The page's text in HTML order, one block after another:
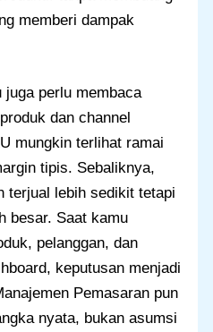
memberi dampak
juga perlu membaca
dan channel
mungkin terlihat ramai
tipis. Sebaliknya,
terjual lebih sedikit tetapi
besar. Saat kamu
pelanggan, dan
keputusan menjadi
Pemasaran pun
nyata, bukan asumsi